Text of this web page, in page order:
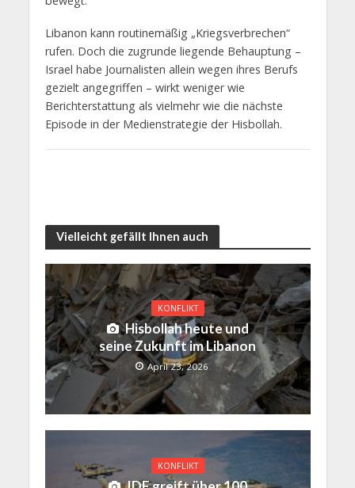
Libanon kann routinemäßig „Kriegsverbrechen“
rufen. Doch die zugrunde liegende Behauptung –
Israel habe Journalisten allein wegen ihres Berufs
gezielt angegriffen – wirkt weniger wie
Berichterstattung als vielmehr wie die nächste
Episode in der Medienstrategie der Hisbollah.
Vielleicht gefällt Ihnen auch
KONFLIKT
Hisbollah heute und
seine Zukunft im Libanon
April 23, 2026
KONFLIKT